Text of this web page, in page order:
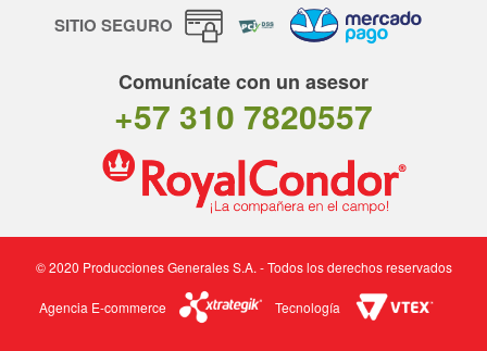
SITIO SEGURO
Comunícate con un asesor
+57 310 7820557
© 2020 Producciones Generales S.A. - Todos los derechos reservados
Agencia E-commerce Tecnología